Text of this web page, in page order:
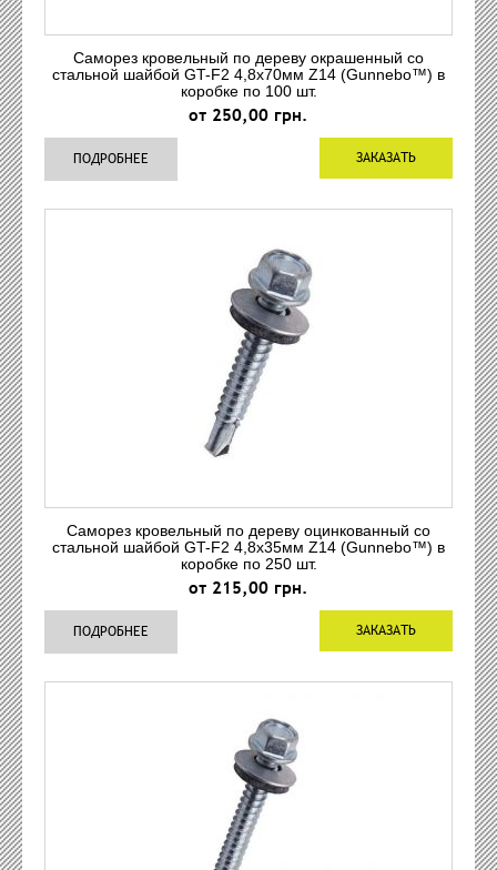
Саморез кровельный по дереву окрашенный со
стальной шайбой GT-F2 4,8x70мм Z14 (Gunnebo™) в
коробке по 100 шт.
от 250,00 грн.
ЗАКАЗАТЬ
ПОДРОБНЕЕ
Саморез кровельный по дереву оцинкованный со
стальной шайбой GT-F2 4,8x35мм Z14 (Gunnebo™) в
коробке по 250 шт.
от 215,00 грн.
ЗАКАЗАТЬ
ПОДРОБНЕЕ